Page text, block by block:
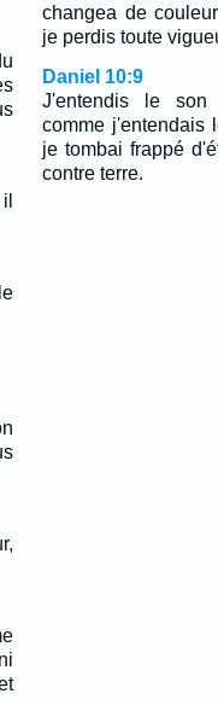
changea de
je perdis toute
Daniel 10:9
J'entendis le
comme j'entendais
je tombai frappé
contre terre.